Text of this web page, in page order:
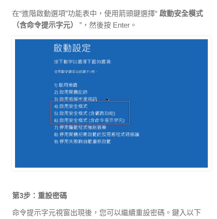
在“進階啟動選項”功能表中，使用箭頭鍵選擇“ 啟動安全模式
（含命令提示字元）
”，然後按 Enter。
第3步：重設密碼
命令提示字元視窗出現後，您可以繼續重設密碼。鍵入以下